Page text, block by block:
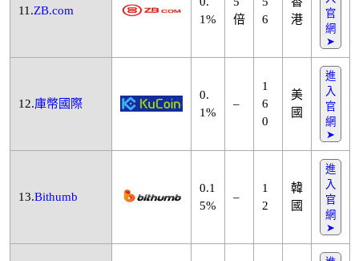
11.ZB.com
1%
倍
6
港
官
網
➤
12.庫幣國際
0.
1%
–
1
6
0
美
國
進
入
官
網
➤
13.Bithumb
0.1
5%
–
1
2
韓
國
進
入
官
網
➤